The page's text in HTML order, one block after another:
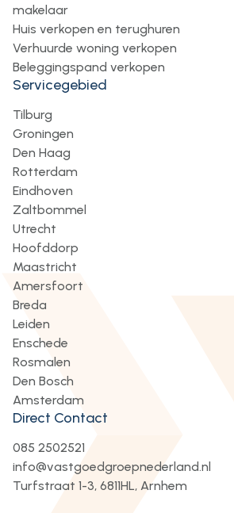
makelaar
Huis verkopen en terughuren
Verhuurde woning verkopen
Beleggingspand verkopen
Servicegebied
Tilburg
Groningen
Den Haag
Rotterdam
Eindhoven
Zaltbommel
Utrecht
Hoofddorp
Maastricht
Amersfoort
Breda
Leiden
Enschede
Rosmalen
Den Bosch
Amsterdam
Direct Contact
085 2502521
info@vastgoedgroepnederland.nl
Turfstraat 1-3, 6811HL, Arnhem